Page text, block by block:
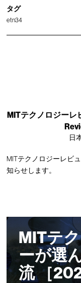
タグ
etn34
MITテクノロジーレ
日
MITテクノロジーレビ
知らせします。
MITテ
ーが選
流 ［